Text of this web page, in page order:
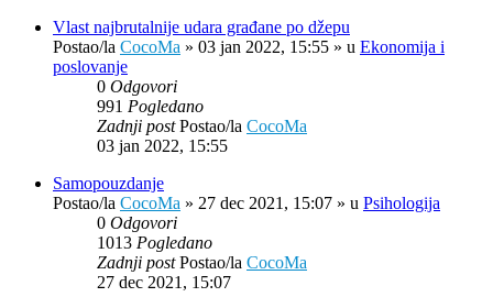
Vlast najbrutalnije udara građane po džepu
Postao/la CocoMa » 03 jan 2022, 15:55 » u Ekonomija i
poslovanje
0 Odgovori
991 Pogledano
Zadnji postPostao/la CocoMa
03 jan 2022, 15:55
Samopouzdanje
Postao/la CocoMa » 27 dec 2021, 15:07 » u Psihologija
0 Odgovori
1013 Pogledano
Zadnji postPostao/la CocoMa
27 dec 2021, 15:07